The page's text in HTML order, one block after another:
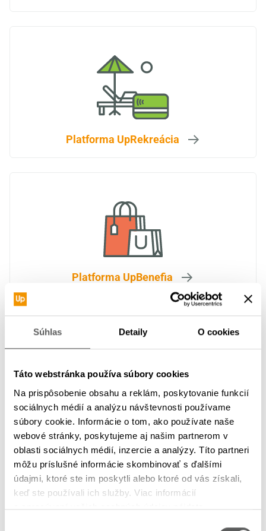
Súhlas Detaily O cookies
Táto webstránka používa súbory cookies
Na prispôsobenie obsahu a reklám, poskytovanie funkcií
sociálnych médií a analýzu návštevnosti používame
súbory cookie. Informácie o tom, ako používate naše
webové stránky, poskytujeme aj našim partnerom v
oblasti sociálnych médií, inzercie a analýzy. Títo partneri
môžu príslušné informácie skombinovať s ďalšími
údajmi, ktoré ste im poskytli alebo ktoré od vás získali,
keď ste používali ich služby. Viac informácií
o spracúvaní vašich osobných údajov nájdete
Platforma UpRekreácia
Platforma UpBenefia
Aplikácia UpBalansea